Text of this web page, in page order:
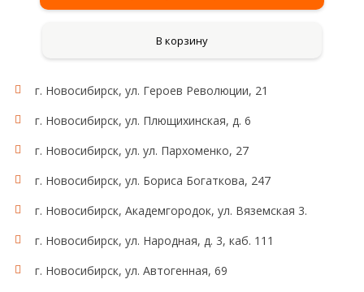
В корзину
г. Новосибирск, ул. Героев Революции, 21
г. Новосибирск, ул. Плющихинская, д. 6
г. Новосибирск, ул. ул. Пархоменко, 27
г. Новосибирск, ул. Бориса Богаткова, 247
г. Новосибирск, Академгородок, ул. Вяземская 3.
г. Новосибирск, ул. Народная, д. 3, каб. 111
г. Новосибирск, ул. Автогенная, 69